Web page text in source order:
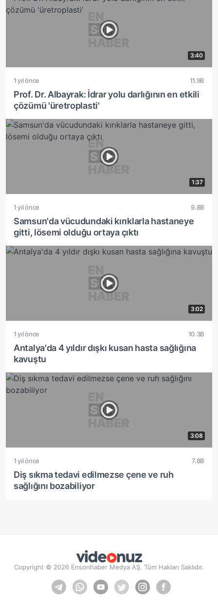
3:40
1 yıl önce 11.9B
Prof. Dr. Albayrak: İdrar yolu darlığının en etkili
çözümü 'üretroplasti'
1:37
1 yıl önce 9.8B
Samsun'da vücudundaki kırıklarla hastaneye
gitti, lösemi olduğu ortaya çıktı
3:02
1 yıl önce 10.3B
Antalya'da 4 yıldır dışkı kusan hasta sağlığına
kavuştu
3:08
1 yıl önce 7.8B
Diş sıkma tedavi edilmezse çene ve ruh
sağlığını bozabiliyor
Copyright © 2026 Ensonhaber Medya AŞ. Tüm Hakları Saklıdır.